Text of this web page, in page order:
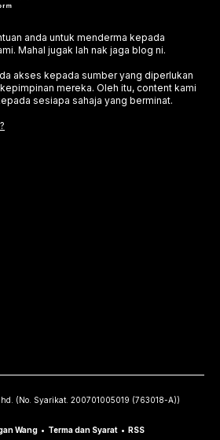
anda untuk menderma kepada
Mahal jugak lah nak jaga blog ni.
akses kepada sumber yang diperlukan
mereka. Oleh itu, content kami
sesiapa sahaja yang berminat.
(No. Syarikat. 200701005019 (763018-A))
Wang • Terma dan Syarat • RSS